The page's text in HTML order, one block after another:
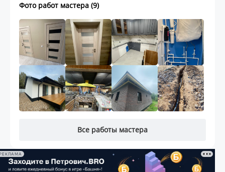
Фото работ мастера (9)
Все работы мастера